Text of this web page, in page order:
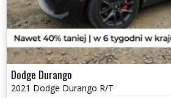
Dodge Durango
2021 Dodge Durango R/T